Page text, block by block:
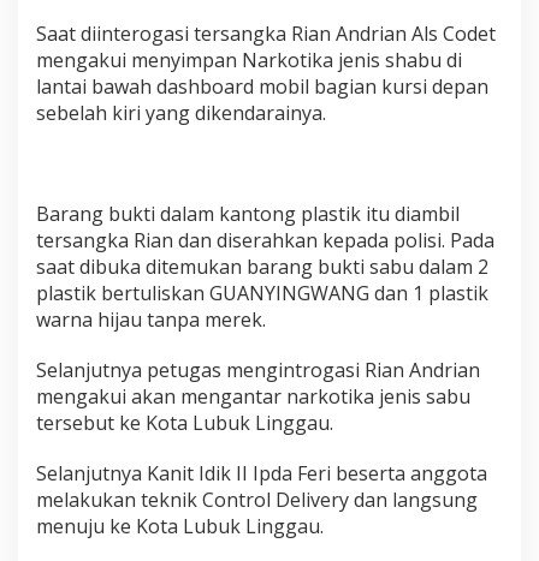
Saat diinterogasi tersangka Rian Andrian Als Codet
mengakui menyimpan Narkotika jenis shabu di
lantai bawah dashboard mobil bagian kursi depan
sebelah kiri yang dikendarainya.
Barang bukti dalam kantong plastik itu diambil
tersangka Rian dan diserahkan kepada polisi. Pada
saat dibuka ditemukan barang bukti sabu dalam 2
plastik bertuliskan GUANYINGWANG dan 1 plastik
warna hijau tanpa merek.
Selanjutnya petugas mengintrogasi Rian Andrian
mengakui akan mengantar narkotika jenis sabu
tersebut ke Kota Lubuk Linggau.
Selanjutnya Kanit Idik II Ipda Feri beserta anggota
melakukan teknik Control Delivery dan langsung
menuju ke Kota Lubuk Linggau.